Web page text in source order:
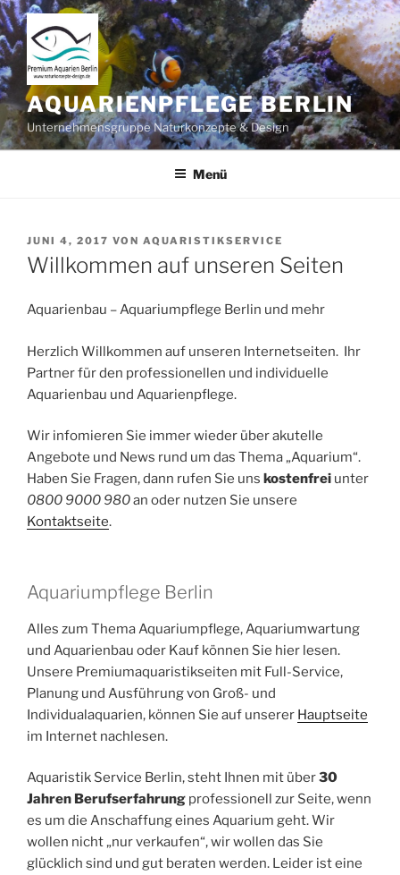
Zum
Inhalt
springen
AQUARIENPFLEGE BERLIN
Unternehmensgruppe Naturkonzepte & Design
Menü
VERÖFFENTLICHT
AM
JUNI 4, 2017 VON AQUARISTIKSERVICE
Willkommen auf unseren Seiten
Aquarienbau – Aquariumpflege Berlin und mehr
Herzlich Willkommen auf unseren Internetseiten. Ihr
Partner für den professionellen und individuelle
Aquarienbau und Aquarienpflege.
Wir infomieren Sie immer wieder über akutelle
Angebote und News rund um das Thema „Aquarium“.
Haben Sie Fragen, dann rufen Sie uns kostenfrei unter
0800 9000 980an oder nutzen Sie unsere
Kontaktseite.
Aquariumpflege Berlin
Alles zum Thema Aquariumpflege, Aquariumwartung
und Aquarienbau oder Kauf können Sie hier lesen.
Unsere Premiumaquaristikseiten mit Full-Service,
Planung und Ausführung von Groß- und
Individualaquarien, können Sie auf unserer Hauptseite
im Internet nachlesen.
Aquaristik Service Berlin, steht Ihnen mit über30
Jahren Berufserfahrung professionell zur Seite, wenn
es um die Anschaffung eines Aquarium geht. Wir
wollen nicht „nur verkaufen“, wir wollen das Sie
glücklich sind und gut beraten werden. Leider ist eine